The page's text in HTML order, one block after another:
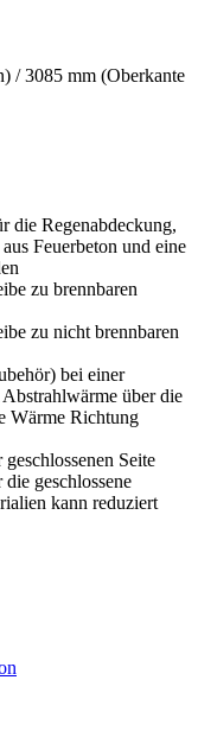
/ 3085 mm (Oberkante
die Regenabdeckung,
Feuerbeton und eine
zu brennbaren
zu nicht brennbaren
bei einer
Abstrahlwärme über die
Wärme Richtung
Seite
geschlossene
kann reduziert